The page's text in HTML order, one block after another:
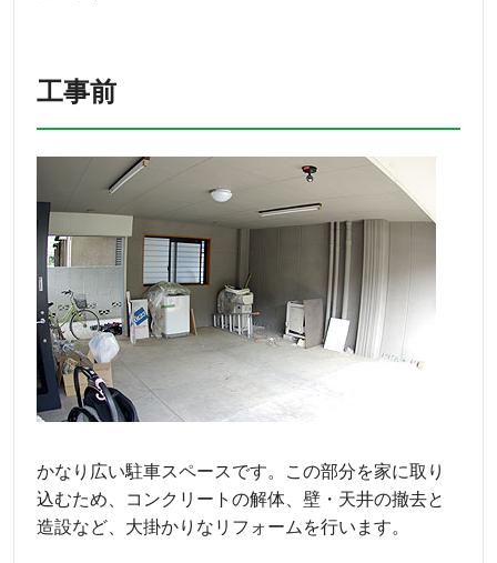
工事前
かなり広い駐車スペースです。この部分を家に取り
込むため、コンクリートの解体、壁・天井の撤去と
造設など、大掛かりなリフォームを行います。